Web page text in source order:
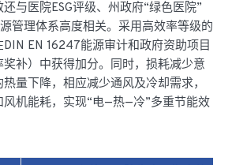
与医院ESG评级、州政府“绿色医院”
管理体系高度相关。采用高效率等级的
EN 16247能源审计和政府资助项目
奖补）中获得加分。同时，损耗减少意
量下降，相应减少通风及冷却需求，
机能耗，实现“电—热—冷”多重节能效